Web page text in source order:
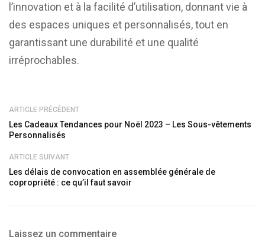
l’innovation et à la facilité d’utilisation, donnant vie à
des espaces uniques et personnalisés, tout en
garantissant une durabilité et une qualité
irréprochables.
ARTICLE PRÉCÉDENT
Les Cadeaux Tendances pour Noël 2023 – Les Sous-vêtements
Personnalisés
ARTICLE SUIVANT
Les délais de convocation en assemblée générale de
copropriété : ce qu’il faut savoir
Laissez un commentaire